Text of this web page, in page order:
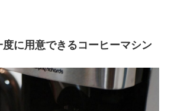
に用意できるコーヒーマシン